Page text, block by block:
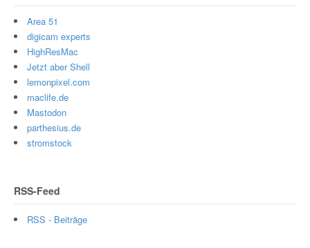
Area 51
digicam experts
HighResMac
Jetzt aber Shell
lemonpixel.com
maclife.de
Mastodon
parthesius.de
stromstock
RSS-Feed
RSS - Beiträge